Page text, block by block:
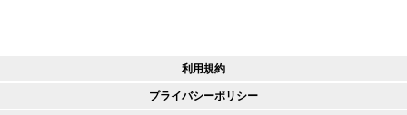
利用規約
プライバシーポリシー